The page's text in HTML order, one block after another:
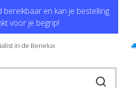
en kan je bestelling
voor je begrip!
in de Benelux